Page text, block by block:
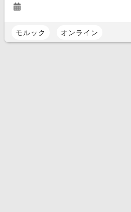
モルック オンライン